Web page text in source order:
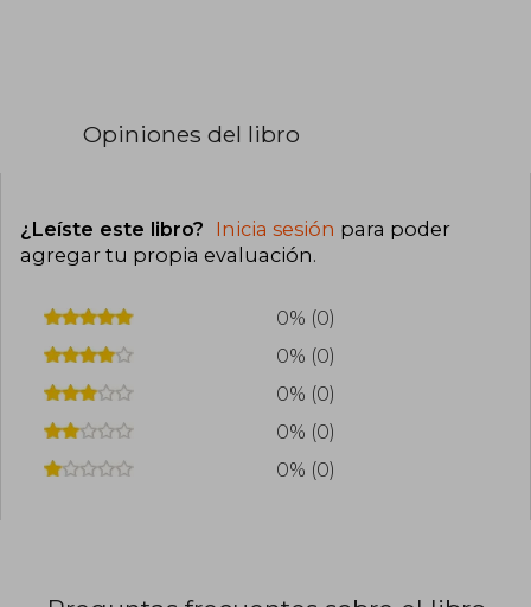
Opiniones del libro
¿Leíste este libro? Inicia sesión para poder
agregar tu propia evaluación.
0% (0)
0% (0)
0% (0)
0% (0)
0% (0)